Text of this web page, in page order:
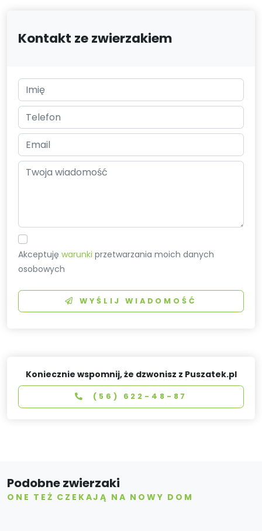
Kontakt ze zwierzakiem
Akceptujęwarunki przetwarzania moich danych
osobowych
WYŚLIJ WIADOMOŚĆ
Koniecznie wspomnij, że dzwonisz z Puszatek.pl
(56) 622-48-87
Podobne zwierzaki
ONE TEŻ CZEKAJĄ NA NOWY DOM